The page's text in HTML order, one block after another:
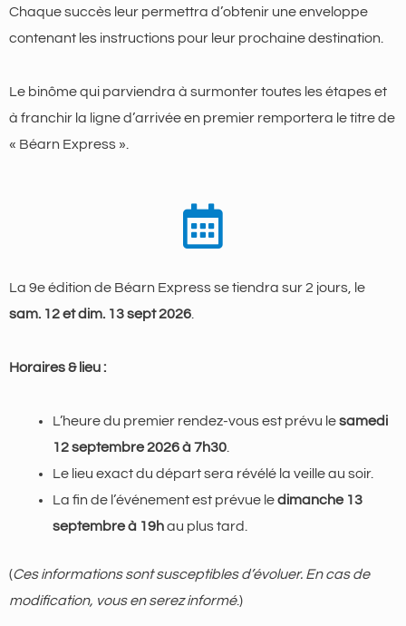
Chaque succès leur permettra d’obtenir une enveloppe
contenant les instructions pour leur prochaine destination.
Le binôme qui parviendra à surmonter toutes les étapes et
à franchir la ligne d’arrivée en premier remportera le titre de
« Béarn Express ».
La 9e édition de Béarn Express se tiendra sur 2 jours, le
sam. 12 et dim. 13 sept 2026
Horaires & lieu :
L’heure du premier rendez-vous est prévu lesamedi
12 septembre 2026 à 7h30
Le lieu exact du départ sera révélé la veille au soir.
La fin de l’événement est prévue ledimanche 13
septembreà 19hau plus tard.
(Ces informations sont susceptibles d’évoluer. En cas de
modification, vous en serez informé.)